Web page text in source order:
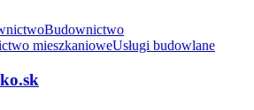
Budownictwo
mieszkanioweUsługi budowlane